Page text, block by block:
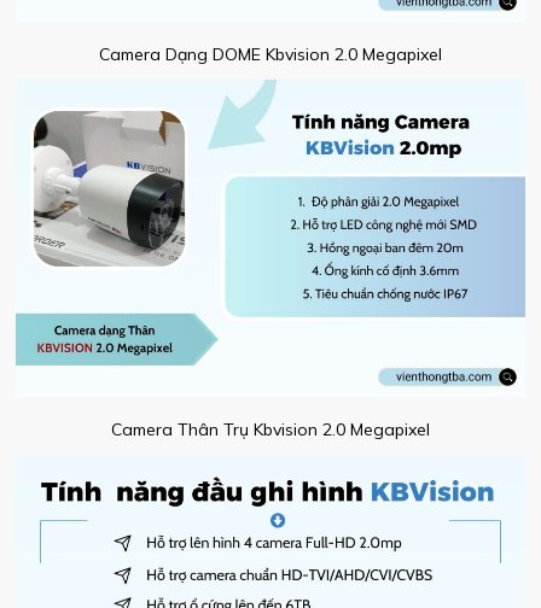
Camera Dạng DOME Kbvision 2.0 Megapixel
Camera Thân Trụ Kbvision 2.0 Megapixel